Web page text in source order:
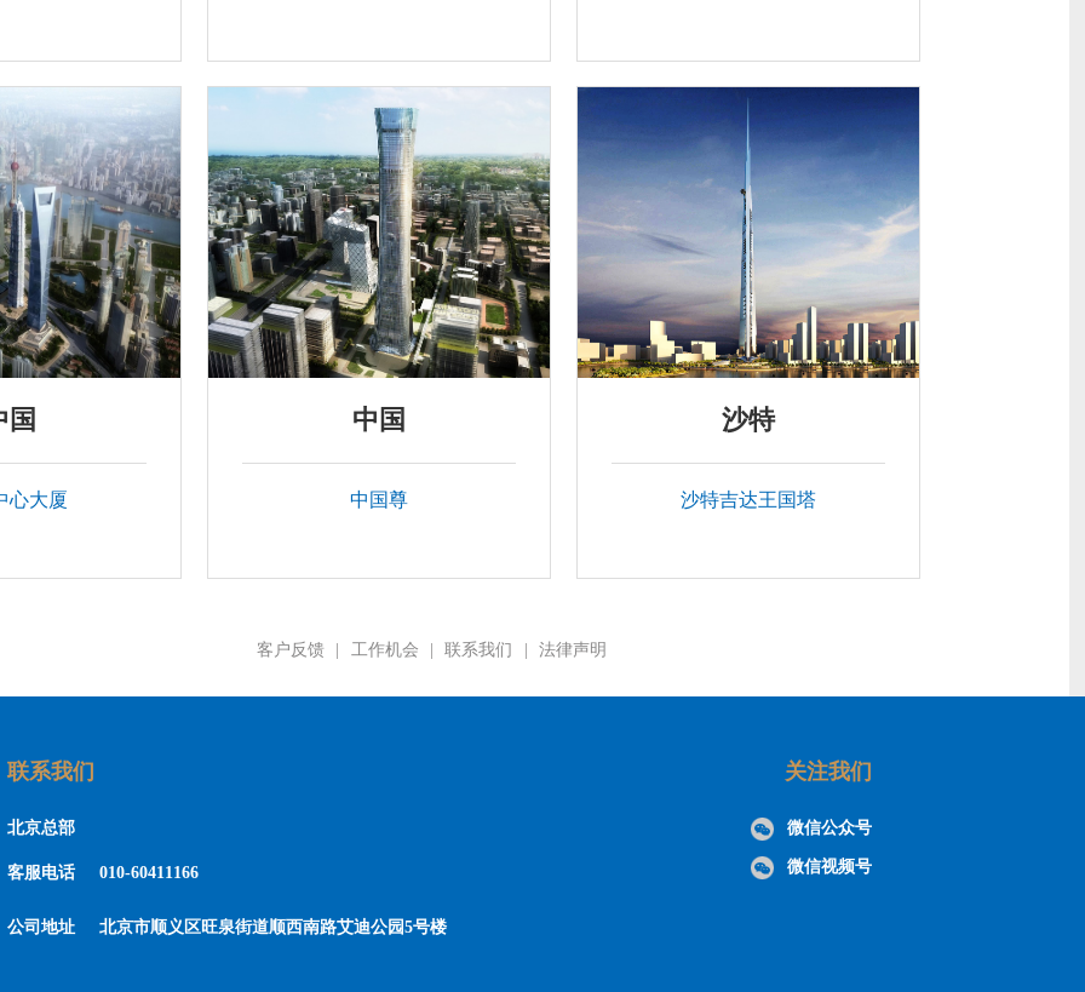
国
心大厦
中国
中国尊
沙特
沙特吉达王国塔
客户反馈 工作机会 联系我们 法律声明
联系我们
北京总部
客服电话 010-60411166
公司地址 北京市顺义区旺泉街道顺西南路艾迪公园5号楼
关注我们
微信公众号
微信视频号